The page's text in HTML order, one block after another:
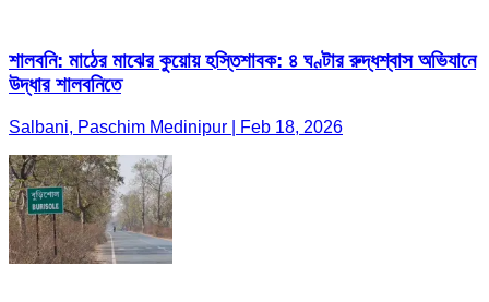
শালবনি: মাঠের মাঝের কুয়োয় হস্তিশাবক: ৪ ঘণ্টার রুদ্ধশ্বাস অভিযানে
উদ্ধার শালবনিতে
Salbani, Paschim Medinipur | Feb 18, 2026